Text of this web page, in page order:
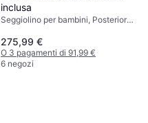
inclusa
Seggiolino per bambini, Posteriore,
Rivestimento lavabile, Girevole,
Riduttore per seggiolino neonato
incluso, Poggiatesta regolabile,
275,99 €
O 3 pagamenti di 91,99 €
6 negozi